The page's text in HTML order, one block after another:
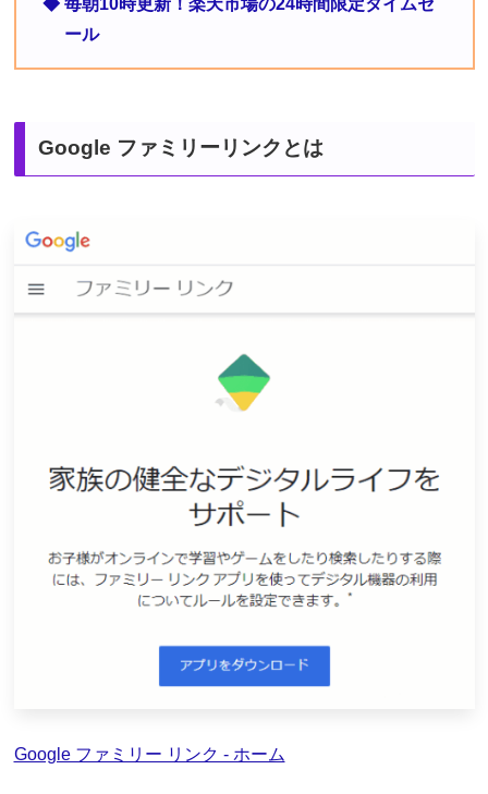
ール
Google ファミリーリンクとは
Google ファミリー リンク - ホーム